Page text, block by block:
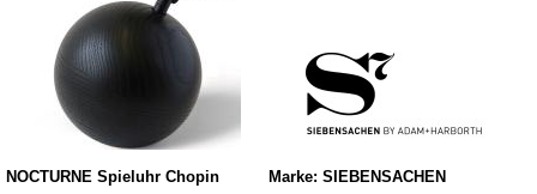
NOCTURNE Spieluhr Chopin Marke: SIEBENSACHEN